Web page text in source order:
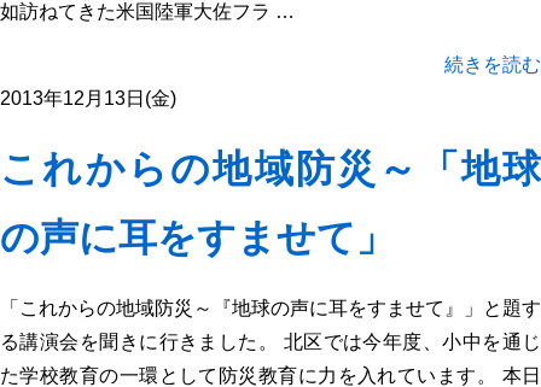
如訪ねてきた米国陸軍大佐フラ …
続きを読む
2013年12月13日(金)
これからの地域防災～「地球
の声に耳をすませて」
「これからの地域防災～『地球の声に耳をすませて』」と題す
る講演会を聞きに行きました。 北区では今年度、小中を通じ
た学校教育の一環として防災教育に力を入れています。 本日